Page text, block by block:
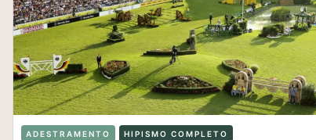
ADESTRAMENTO HIPISMO COMPLETO